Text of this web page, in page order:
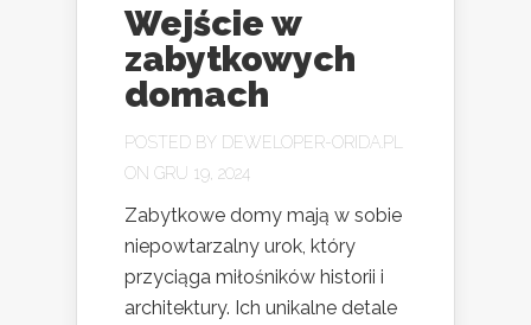
Wejście w
zabytkowych
domach
POSTED BY DEWELOPER-ORIDA.PL
ON GRU 19, 2024
Zabytkowe domy mają w sobie
niepowtarzalny urok, który
przyciąga miłośników historii i
architektury. Ich unikalne detale